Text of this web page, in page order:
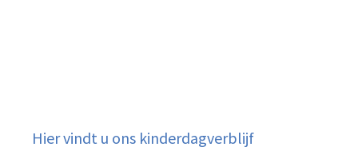
Hier vindt u ons kinderdagverblijf